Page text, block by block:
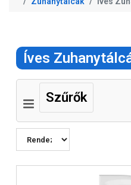
Íves
Szűrők